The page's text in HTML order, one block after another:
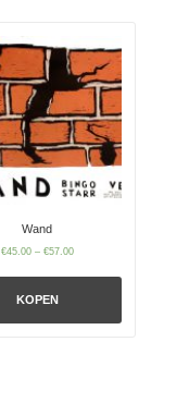
Wand
€45.00– €57.00
KOPEN